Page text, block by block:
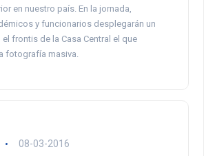
en nuestro país. En la jornada,
y funcionarios desplegarán un
el frontis de la Casa Central el que
fotografía masiva.
08-03-2016